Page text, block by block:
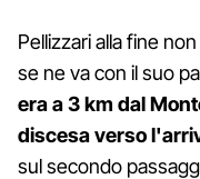
Pellizzari alla fine
se ne va con il suo
era a 3 km dal
discesa verso
sul secondo